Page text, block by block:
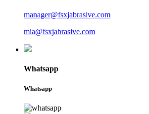
manager@fsxjabrasive.com
mia@fsxjabrasive.com
Whatsapp
Whatsapp